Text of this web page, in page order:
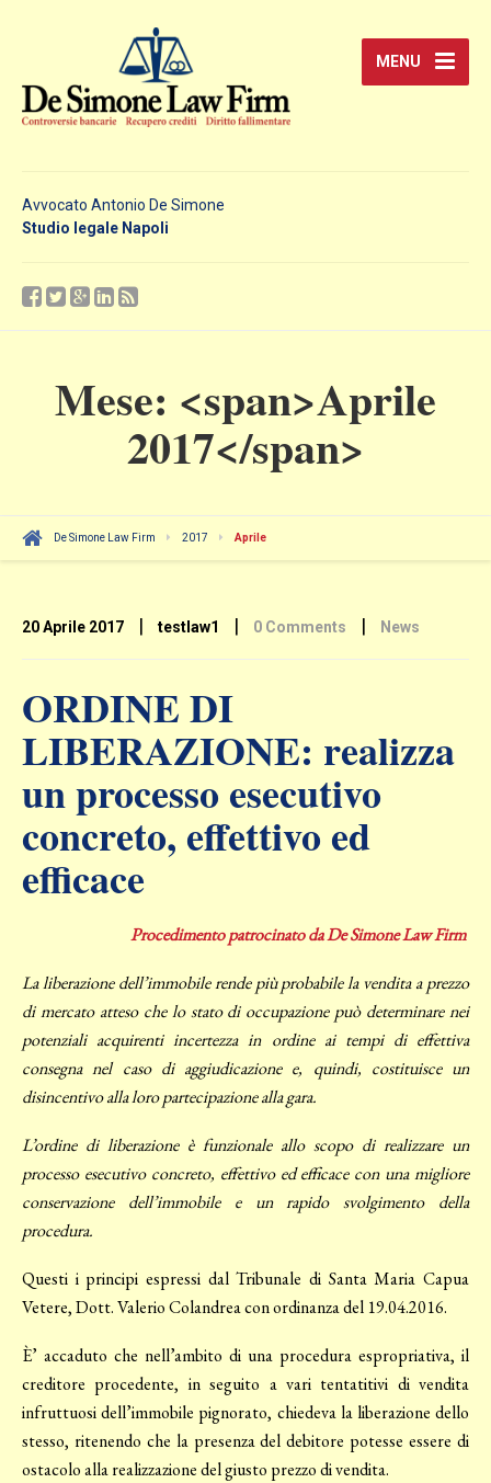
Avvocato Antonio De Simone
Studio legale Napoli
MENU
Mese: <span>Aprile
2017</span>
De Simone Law Firm 2017 Aprile
20 Aprile 2017 | testlaw1 | 0 Comments | News
ORDINE DI
LIBERAZIONE: realizza
un processo esecutivo
concreto, effettivo ed
efficace
Procedimento patrocinato da De Simone Law Firm
La liberazione dell’immobile rende più probabile la vendita a prezzo
di mercato atteso che lo stato di occupazione può determinare nei
potenziali acquirenti incertezza in ordine ai tempi di effettiva
consegna nel caso di aggiudicazione e, quindi, costituisce un
disincentivo alla loro partecipazione alla gara.
L’ordine di liberazione è funzionale allo scopo di realizzare un
processo esecutivo concreto, effettivo ed efficace con una migliore
conservazione dell’immobile e un rapido svolgimento della
procedura.
Questi i principi espressi dal Tribunale di Santa Maria Capua
Vetere, Dott. Valerio Colandrea con ordinanza del 19.04.2016.
È’ accaduto che nell’ambito di una procedura espropriativa, il
creditore procedente, in seguito a vari tentatitivi di vendita
infruttuosi dell’immobile pignorato, chiedeva la liberazione dello
stesso, ritenendo che la presenza del debitore potesse essere di
ostacolo alla realizzazione del giusto prezzo di vendita.